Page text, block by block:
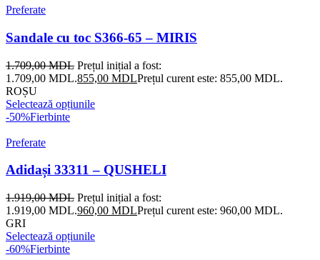
Preferate
Sandale cu toc S366-65 – MIRIS
1.709,00MDL Prețul inițial a fost:
1.709,00 MDL.855,00 MDLPrețul curent este: 855,00 MDL.
ROȘU
Selectează opțiunile
-50%Fierbinte
Preferate
Adidași 33311 – QUSHELI
1.919,00MDL Prețul inițial a fost:
1.919,00 MDL.960,00 MDLPrețul curent este: 960,00 MDL.
GRI
Selectează opțiunile
-60%Fierbinte